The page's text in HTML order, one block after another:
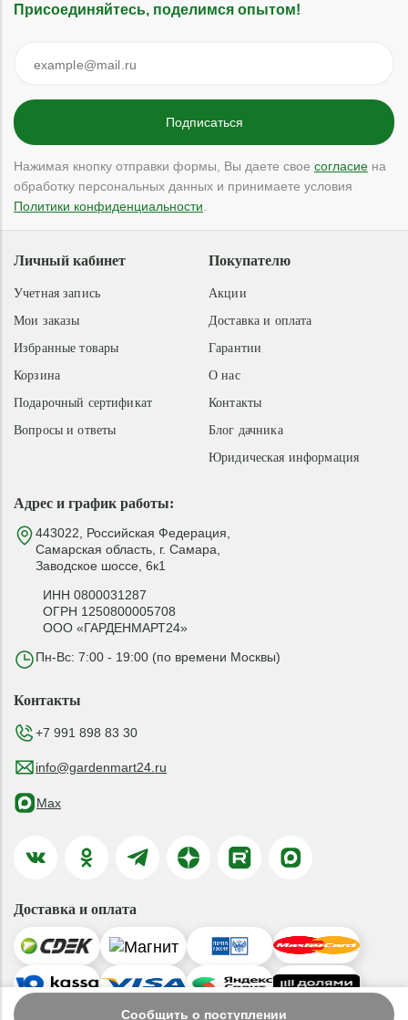
Сообщить о поступлении
Присоединяйтесь, поделимся опытом!
Нажимая кнопку отправки формы, Вы даете свое согласие на
обработку персональных данных и принимаете условия
Политики конфиденциальности
Адрес и график работы:
443022, Российская Федерация,
Самарская область, г. Самара,
Заводское шоссе, 6к1
ИНН 0800031287
ОГРН 1250800005708
ООО «ГАРДЕНМАРТ24»
Пн-Вс: 7:00 - 19:00 (по времени Москвы)
Покупателю
Акции
Доставка и оплата
Гарантии
О нас
Контакты
Блог дачника
Юридическая информация
Личный кабинет
Учетная запись
Мои заказы
Избранные товары
Корзина
Подарочный сертификат
Вопросы и ответы
Контакты
+7 991 898 83 30
info@gardenmart24.ru
Max
Доставка и оплата